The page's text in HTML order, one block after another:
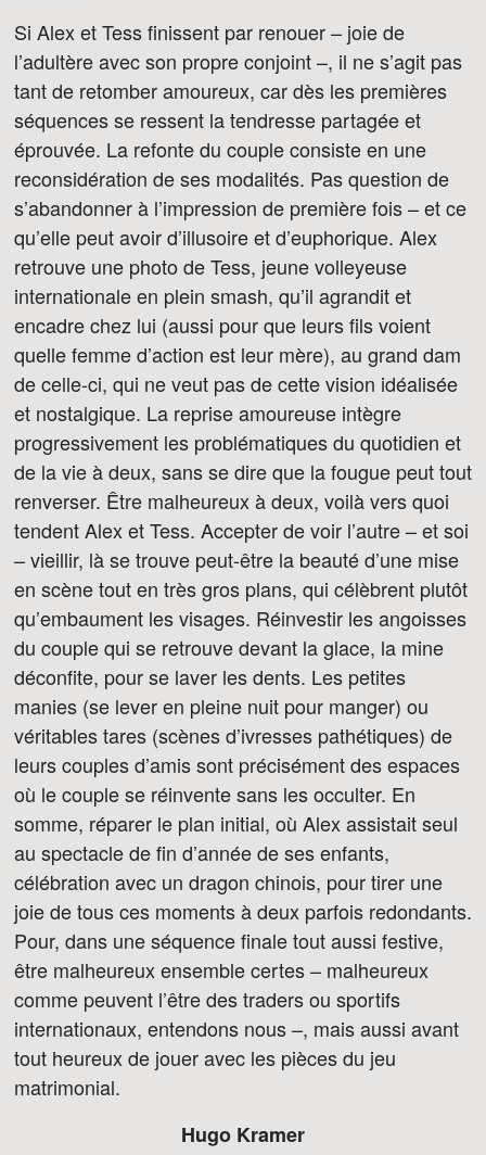
Si Alex et Tess finissent par renouer – joie de
l’adultère avec son propre conjoint –, il ne s’agit pas
tant de retomber amoureux, car dès les premières
séquences se ressent la tendresse partagée et
éprouvée. La refonte du couple consiste en une
reconsidération de ses modalités. Pas question de
s’abandonner à l’impression de première fois – et ce
qu’elle peut avoir d’illusoire et d’euphorique. Alex
retrouve une photo de Tess, jeune volleyeuse
internationale en plein smash, qu’il agrandit et
encadre chez lui (aussi pour que leurs fils voient
quelle femme d’action est leur mère), au grand dam
de celle-ci, qui ne veut pas de cette vision idéalisée
et nostalgique. La reprise amoureuse intègre
progressivement les problématiques du quotidien et
de la vie à deux, sans se dire que la fougue peut tout
renverser. Être malheureux à deux, voilà vers quoi
tendent Alex et Tess. Accepter de voir l’autre – et soi
– vieillir, là se trouve peut-être la beauté d’une mise
en scène tout en très gros plans, qui célèbrent plutôt
qu’embaument les visages. Réinvestir les angoisses
du couple qui se retrouve devant la glace, la mine
déconfite, pour se laver les dents. Les petites
manies (se lever en pleine nuit pour manger) ou
véritables tares (scènes d’ivresses pathétiques) de
leurs couples d’amis sont précisément des espaces
où le couple se réinvente sans les occulter. En
somme, réparer le plan initial, où Alex assistait seul
au spectacle de fin d’année de ses enfants,
célébration avec un dragon chinois, pour tirer une
joie de tous ces moments à deux parfois redondants.
Pour, dans une séquence finale tout aussi festive,
être malheureux ensemble certes – malheureux
comme peuvent l’être des traders ou sportifs
internationaux, entendons nous –, mais aussi avant
tout heureux de jouer avec les pièces du jeu
matrimonial.
Hugo Kramer